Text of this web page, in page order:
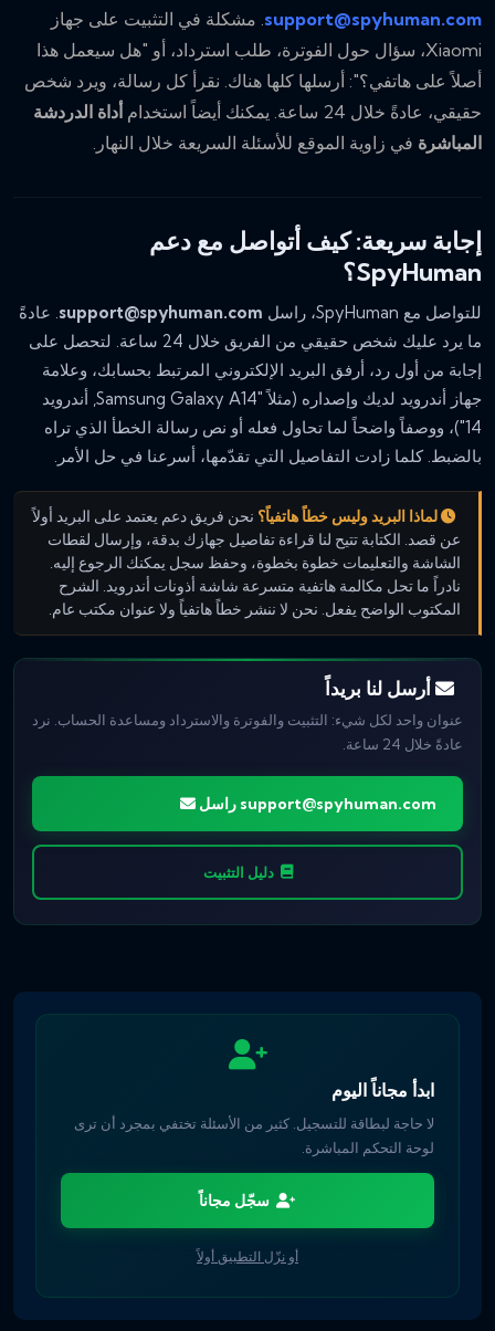
support@spyhuman.com . مشكلة في التثبيت على جهاز
Xiaomi، سؤال حول الفوترة، طلب استرداد، أو "هل سيعمل هذا
أصلاً على هاتفي؟": أرسلها كلها هناك. نقرأ كل رسالة، ويرد شخص
حقيقي، عادةً خلال 24 ساعة. يمكنك أيضاً استخدام
أداة الدردشة
المباشرة في زاوية الموقع للأسئلة السريعة خلال النهار.
إجابة سريعة: كيف أتواصل مع دعم
SpyHuman؟
للتواصل مع SpyHuman، راسل support@spyhuman.com . عادةً
ما يرد عليك شخص حقيقي من الفريق خلال 24 ساعة. لتحصل على
إجابة من أول رد، أرفق البريد الإلكتروني المرتبط بحسابك، وعلامة
جهاز أندرويد لديك وإصداره (مثلاً "Samsung Galaxy A14, أندرويد
14")، ووصفاً واضحاً لما تحاول فعله أو نص رسالة الخطأ الذي تراه
بالضبط. كلما زادت التفاصيل التي تقدّمها، أسرعنا في حل الأمر.
لماذا البريد وليس خطاً هاتفياً؟ نحن فريق دعم يعتمد على البريد أولاً
عن قصد. الكتابة تتيح لنا قراءة تفاصيل جهازك بدقة، وإرسال لقطات
الشاشة والتعليمات خطوة بخطوة، وحفظ سجل يمكنك الرجوع إليه.
نادراً ما تحل مكالمة هاتفية متسرعة شاشة أذونات أندرويد. الشرح
المكتوب الواضح يفعل. نحن لا ننشر خطاً هاتفياً ولا عنوان مكتب عام.
أرسل لنا بريداً
عنوان واحد لكل شيء: التثبيت والفوترة والاسترداد ومساعدة الحساب. نرد
عادةً خلال 24 ساعة.
support@spyhuman.com
دليل التثبيت
ابدأ مجاناً اليوم
لا حاجة لبطاقة للتسجيل. كثير من الأسئلة تختفي بمجرد أن ترى
لوحة التحكم المباشرة.
سجّل مجاناً
أو نزّل التطبيق أولاً